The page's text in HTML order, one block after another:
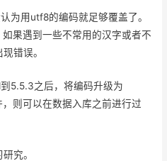
为用utf8的编码就足够覆盖了。
果遇到一些不常用的汉字或者不
错误。
5.5.3之后，将编码升级为
则可以在数据入库之前进行过
究。